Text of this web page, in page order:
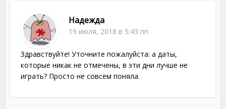
Надежда
19 июля, 2018 в 5:43 пп
Здравствуйте! Уточните пожалуйста: а даты,
которые никак не отмечены, в эти дни лучше не
играть? Просто не совсем поняла.